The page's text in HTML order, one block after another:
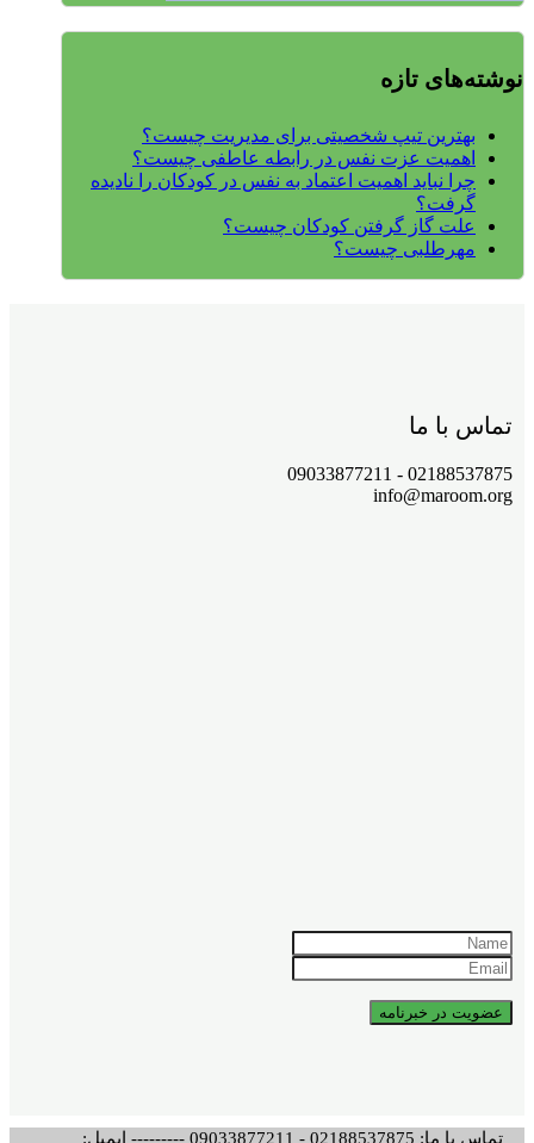
نوشته‌های تازه
بهترین تیپ شخصیتی برای مدیریت چیست؟
اهمیت عزت نفس در رابطه عاطفی چیست؟
چرا نباید اهمیت اعتماد به نفس در کودکان را نادیده
گرفت؟
علت گاز گرفتن کودکان چیست؟
مهرطلبی چیست؟
تماس با ما
02188537875 - 09033877211
info@maroom.org
تماس با ما: 02188537875 - 09033877211 --------- ایمیل: